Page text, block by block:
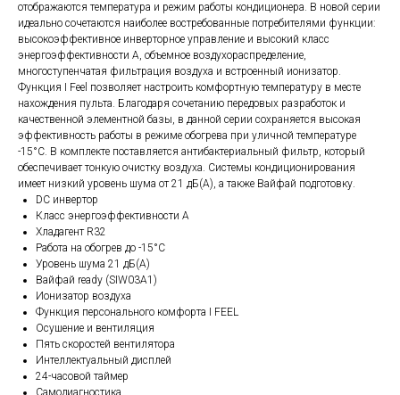
отображаются температура и режим работы кондиционера. В новой серии
идеально сочетаются наиболее востребованные потребителями функции:
высокоэффективное инверторное управление и высокий класс
энергоэффективности А, объемное воздухораспределение,
многоступенчатая фильтрация воздуха и встроенный ионизатор.
Функция I Feel позволяет настроить комфортную температуру в месте
нахождения пульта. Благодаря сочетанию передовых разработок и
качественной элементной базы, в данной серии сохраняется высокая
эффективность работы в режиме обогрева при уличной температуре
-15°С. В комплекте поставляется антибактериальный фильтр, который
обеспечивает тонкую очистку воздуха. Системы кондиционирования
имеет низкий уровень шума от 21 дБ(А), а также Вайфай подготовку.
DC инвертор
Класс энергоэффективности A
Хладагент R32
Работа на обогрев до -15°C
Уровень шума 21 дБ(А)
Вайфай ready (SIW03A1)
Ионизатор воздуха
Функция персонального комфорта I FEEL
Осушение и вентиляция
Пять скоростей вентилятора
Интеллектуальный дисплей
24-часовой таймер